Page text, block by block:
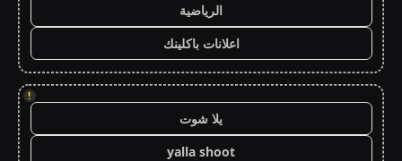
الرياضية
اعلانات باكلينك
!
يلا شوت
yalla shoot